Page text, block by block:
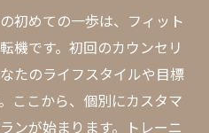
初めての一歩は、フィット
機です。初回のカウンセリ
たのライフスタイルや目標
ここから、個別にカスタマ
ンが始まります。トレーニ